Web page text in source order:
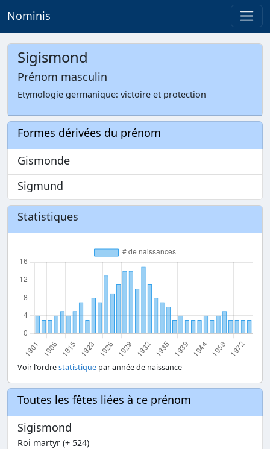
Nominis
Sigismond
Prénom masculin
Etymologie germanique: victoire et protection
Formes dérivées du prénom
Gismonde
Sigmund
Statistiques
Voir l'ordrestatistique par année de naissance
Toutes les fêtes liées à ce prénom
Sigismond
Roi martyr (+ 524)